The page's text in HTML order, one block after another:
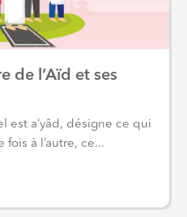
de l’Aïd et ses
est a‘yâd, désigne ce qui
à l’autre, ce...